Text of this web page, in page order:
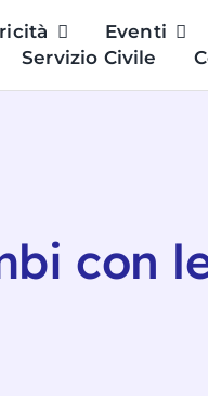
Eventi
Servizio Civile
con